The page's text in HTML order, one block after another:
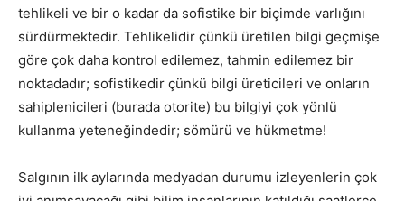
tehlikeli ve bir o kadar da sofistike bir biçimde varlığını
sürdürmektedir. Tehlikelidir çünkü üretilen bilgi geçmişe
göre çok daha kontrol edilemez, tahmin edilemez bir
noktadadır; sofistikedir çünkü bilgi üreticileri ve onların
sahiplenicileri (burada otorite) bu bilgiyi çok yönlü
kullanma yeteneğindedir; sömürü ve hükmetme!
Salgının ilk aylarında medyadan durumu izleyenlerin çok